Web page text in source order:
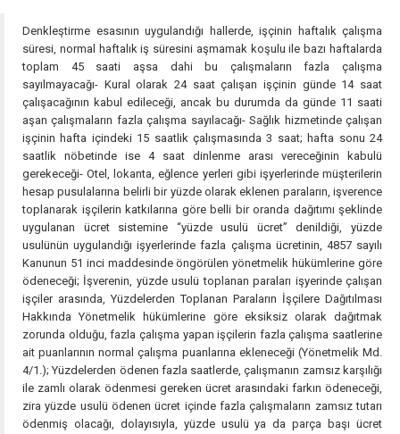
Denkleştirme esasının uygulandığı hallerde, işçinin haftalık çalışma
süresi, normal haftalık iş süresini aşmamak koşulu ile bazı haftalarda
toplam 45 saati aşsa dahi bu çalışmaların fazla çalışma
sayılmayacağı- Kural olarak 24 saat çalışan işçinin günde 14 saat
çalışacağının kabul edileceği, ancak bu durumda da günde 11 saati
aşan çalışmaların fazla çalışma sayılacağı- Sağlık hizmetinde çalışan
işçinin hafta içindeki 15 saatlik çalışmasında 3 saat; hafta sonu 24
saatlik nöbetinde ise 4 saat dinlenme arası vereceğinin kabulü
gerekeceği- Otel, lokanta, eğlence yerleri gibi işyerlerinde müşterilerin
hesap pusulalarına belirli bir yüzde olarak eklenen paraların, işverence
toplanarak işçilerin katkılarına göre belli bir oranda dağıtımı şeklinde
uygulanan ücret sistemine “yüzde usulü ücret” denildiği, yüzde
usulünün uygulandığı işyerlerinde fazla çalışma ücretinin, 4857 sayılı
Kanunun 51 inci maddesinde öngörülen yönetmelik hükümlerine göre
ödeneceği; İşverenin, yüzde usulü toplanan paraları işyerinde çalışan
işçiler arasında, Yüzdelerden Toplanan Paraların İşçilere Dağıtılması
Hakkında Yönetmelik hükümlerine göre eksiksiz olarak dağıtmak
zorunda olduğu, fazla çalışma yapan işçilerin fazla çalışma saatlerine
ait puanlarının normal çalışma puanlarına ekleneceği (Yönetmelik Md.
4/1.); Yüzdelerden ödenen fazla saatlerde, çalışmanın zamsız karşılığı
ile zamlı olarak ödenmesi gereken ücret arasındaki farkın ödeneceği,
zira yüzde usulü ödenen ücret içinde fazla çalışmaların zamsız tutarı
ödenmiş olacağı, dolayısıyla, yüzde usulü ya da parça başı ücret